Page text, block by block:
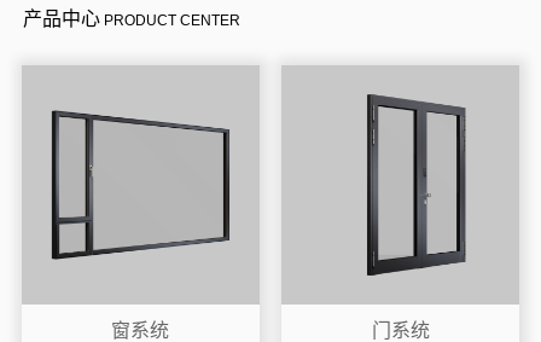
产品中心PRODUCT CENTER
窗系统 门系统